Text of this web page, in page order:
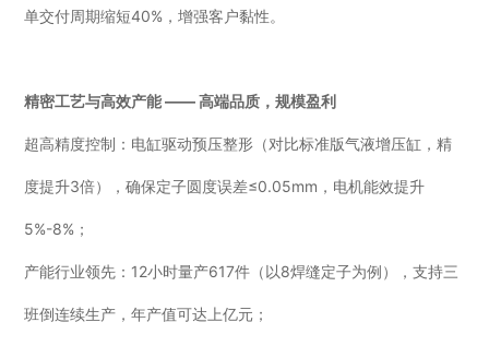
单交付周期缩短40%，增强客户黏性。
精密工艺与高效产能 —— 高端品质，规模盈利
超高精度控制：电缸驱动预压整形（对比标准版气液增压缸，精
度提升3倍），确保定子圆度误差≤0.05mm，电机能效提升
5%-8%；
产能行业领先：12小时量产617件（以8焊缝定子为例），支持三
班倒连续生产，年产值可达上亿元；